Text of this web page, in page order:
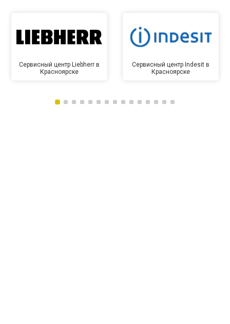
Сервисный центр Liebherr в
Красноярске
Сервисный центр Indesit в
Красноярске